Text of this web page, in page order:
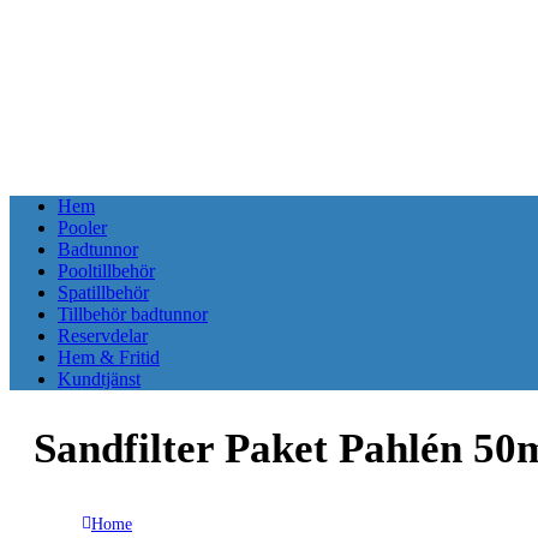
Hem
Pooler
Badtunnor
Pooltillbehör
Spatillbehör
Tillbehör badtunnor
Reservdelar
Hem & Fritid
Kundtjänst
Sandfilter Paket Pahlén
Home